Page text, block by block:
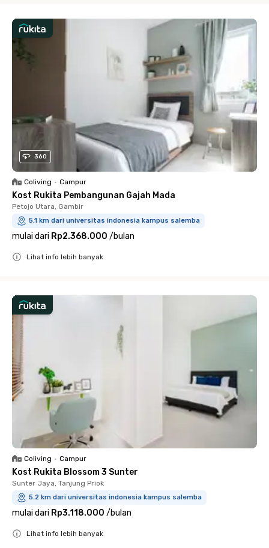
360
Coliving • Campur
Kost Rukita Pembangunan Gajah Mada
Petojo Utara, Gambir
5.1 km dari universitas indonesia kampus salemba
mulai dari Rp2.368.000 /bulan
Lihat info lebih banyak
Coliving • Campur
Kost Rukita Blossom 3 Sunter
Sunter Jaya, Tanjung Priok
5.2 km dari universitas indonesia kampus salemba
mulai dari Rp3.118.000 /bulan
Lihat info lebih banyak